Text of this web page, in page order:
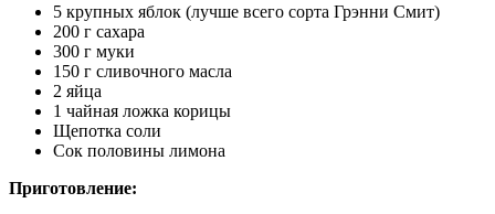
5 крупных яблок (лучше всего сорта Грэнни Смит)
200 г сахара
300 г муки
150 г сливочного масла
2 яйца
1 чайная ложка корицы
Щепотка соли
Сок половины лимона
Приготовление: